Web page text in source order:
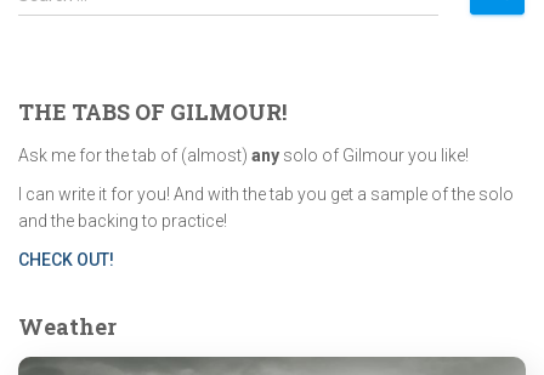
e
h
f
r
:
THE TABS OF GILMOUR!
Ask me for the tab of (almost) any solo of Gilmour you like!
I can write it for you! And with the tab you get a sample of the solo
and the backing to practice!
CHECK OUT!
Weather